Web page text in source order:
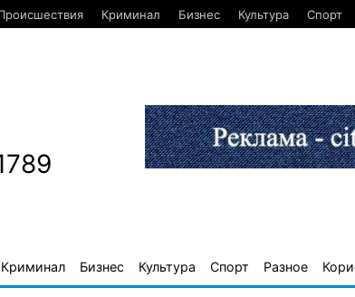
Криминал Бизнес Культура Спорт
Криминал Бизнес Культура Спорт Разное